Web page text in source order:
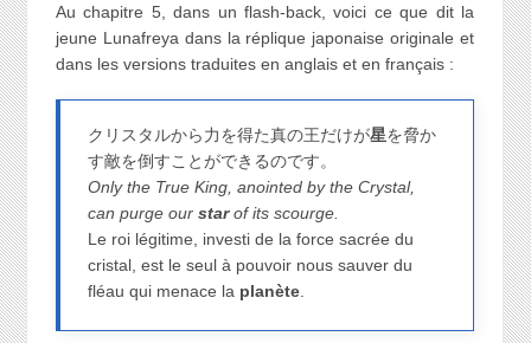
Au chapitre 5, dans un flash-back, voici ce que dit la
jeune Lunafreya dans la réplique japonaise originale et
dans les versions traduites en anglais et en français :
クリスタルから力を得た真の王だけが星を脅か
す敵を倒すことができるのです。
Only the True King, anointed by the Crystal,
can purge ourstarof its scourge.
Le roi légitime, investi de la force sacrée du
cristal, est le seul à pouvoir nous sauver du
fléau qui menace la planète.